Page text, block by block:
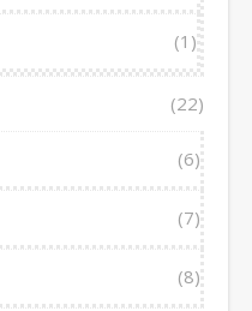
(1)
(22)
(6)
(7)
(8)